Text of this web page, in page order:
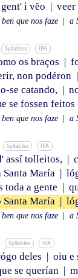
i vẽo | veer
que nos faze a
Syllables IPA
os braços |
non podéron |
se catando, |
se fossen feitos
que nos faze a
Syllables IPA
assí tolleitos, |
Santa María |
toda a gente |
Santa María |
que nos faze a
Syllables IPA
deles | oiu e
se querían |